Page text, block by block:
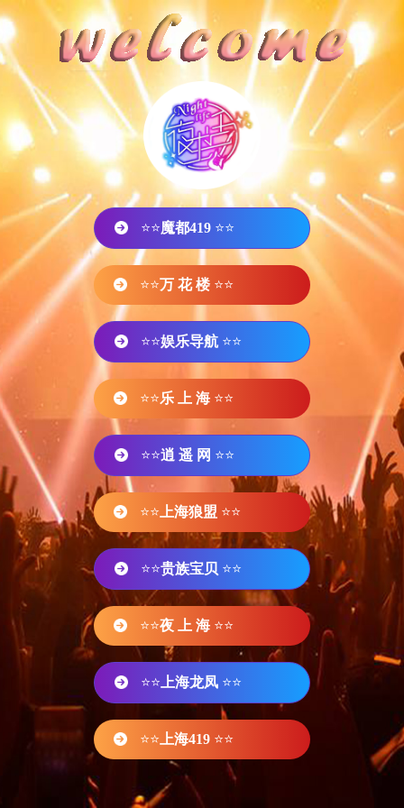
⭐⭐魔都419 ⭐⭐
⭐⭐万 花 楼 ⭐⭐
⭐⭐娱乐导航 ⭐⭐
⭐⭐乐 上 海 ⭐⭐
⭐⭐逍 遥 网 ⭐⭐
⭐⭐ 上海狼盟 ⭐⭐
⭐⭐贵族宝贝 ⭐⭐
⭐⭐夜 上 海 ⭐⭐
⭐⭐ 上海龙凤 ⭐⭐
⭐⭐ 上海419 ⭐⭐